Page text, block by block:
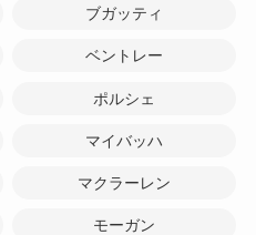
ブガッティ
ベントレー
ポルシェ
マイバッハ
マクラーレン
モーガン